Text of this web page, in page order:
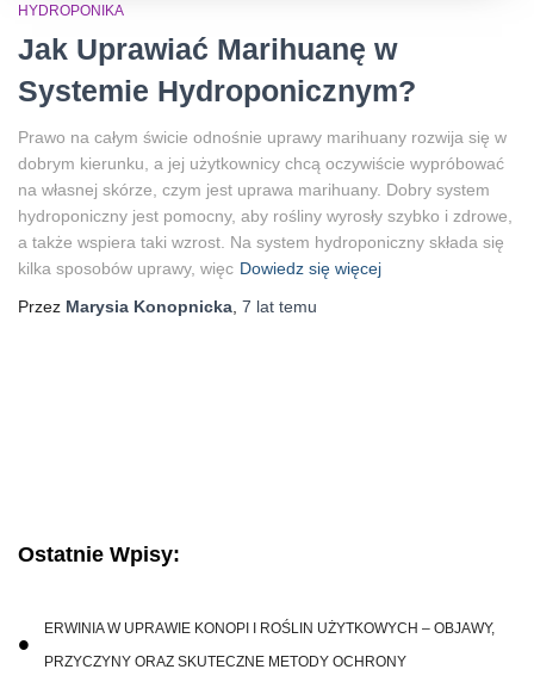
HYDROPONIKA
Jak Uprawiać Marihuanę w
Systemie Hydroponicznym?
Prawo na całym świcie odnośnie uprawy marihuany rozwija się w
dobrym kierunku, a jej użytkownicy chcą oczywiście wypróbować
na własnej skórze, czym jest uprawa marihuany. Dobry system
hydroponiczny jest pomocny, aby rośliny wyrosły szybko i zdrowe,
a także wspiera taki wzrost. Na system hydroponiczny składa się
kilka sposobów uprawy, więc Dowiedz się więcej
Przez Marysia Konopnicka 7 lat temu
Ostatnie Wpisy:
ERWINIA W UPRAWIE KONOPI I ROŚLIN UŻYTKOWYCH – OBJAWY,
PRZYCZYNY ORAZ SKUTECZNE METODY OCHRONY